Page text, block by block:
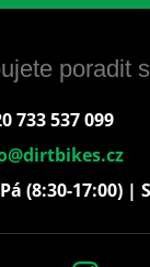
poradit
733 537 099
(8:30-17:00) |